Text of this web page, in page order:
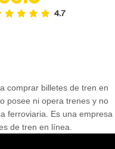
comprar billetes de tren en
posee ni opera trenes y no
ferroviaria. Es una empresa
de tren en línea.